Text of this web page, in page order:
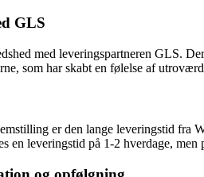
GLS
med leveringspartneren GLS.
som har skabt en følelse af
er den lange leveringstid fra
en leveringstid på 1-2 hverdage, men